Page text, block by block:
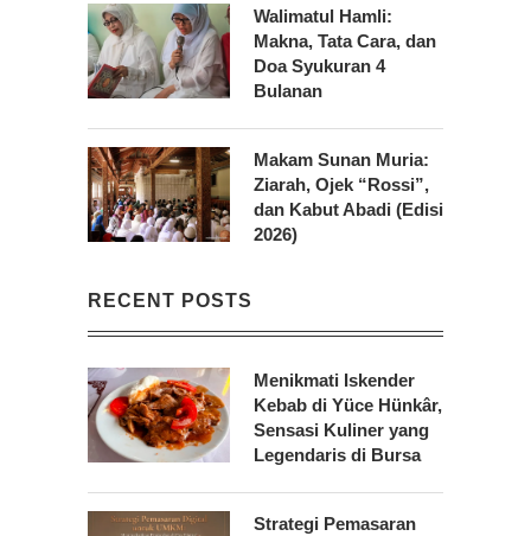
Walimatul Hamli:
Makna, Tata Cara, dan
Doa Syukuran 4
Bulanan
Makam Sunan Muria:
Ziarah, Ojek “Rossi”,
dan Kabut Abadi (Edisi
2026)
RECENT POSTS
Menikmati Iskender
Kebab di Yüce Hünkâr,
Sensasi Kuliner yang
Legendaris di Bursa
Strategi Pemasaran